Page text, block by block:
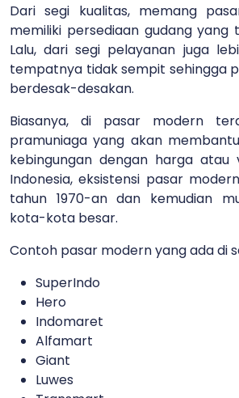
Dari segi kualitas, memang
memiliki persediaan gudang yang
Lalu, dari segi pelayanan juga
tempatnya tidak sempit sehingga
berdesak-desakan.
Biasanya, di pasar modern
pramuniaga yang akan
kebingungan dengan harga atau
Indonesia, eksistensi pasar
tahun 1970-an dan kemudian
kota-kota besar.
Contoh pasar modern yang ada di
SuperIndo
Hero
Indomaret
Alfamart
Giant
Luwes